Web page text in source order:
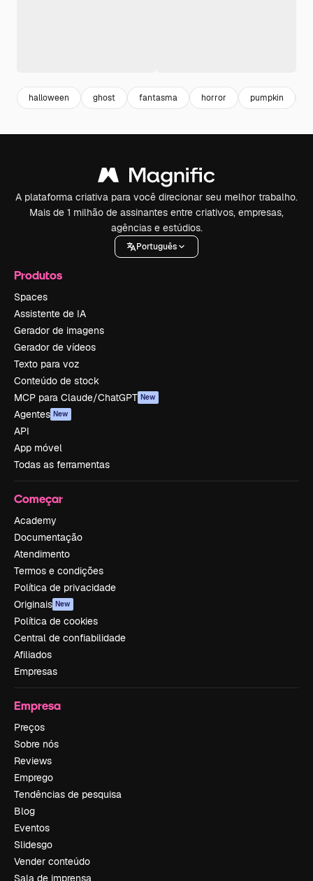
halloween ghost fantasma horror pumpkin
A plataforma criativa para você direcionar seu melhor trabalho.
Mais de 1 milhão de assinantes entre criativos, empresas,
agências e estúdios.
Português
Produtos
Spaces
Assistente de IA
Gerador de imagens
Gerador de vídeos
Texto para voz
Conteúdo de stock
MCP para Claude/ChatGPT New
Agentes New
API
App móvel
Todas as ferramentas
Começar
Academy
Documentação
Atendimento
Termos e condições
Política de privacidade
Originais New
Política de cookies
Central de confiabilidade
Afiliados
Empresas
Empresa
Preços
Sobre nós
Reviews
Emprego
Tendências de pesquisa
Blog
Eventos
Slidesgo
Vender conteúdo
Sala de imprensa